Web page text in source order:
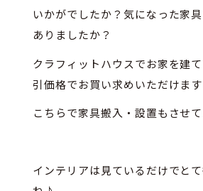
いかがでしたか？気になった家
ありましたか？
クラフィットハウスでお家を建
引価格でお買い求めいただけま
こちらで家具搬入・設置もさせ
インテリアは見ているだけでと